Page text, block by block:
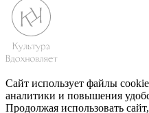
Сайт использует файлы
аналитики и повышения
Продолжая использовать